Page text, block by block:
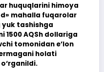
huquqlarini himoya
mahalla fuqarolar
yuk tashishga
1500 AQSh dollariga
tomonidan e’lon
holati